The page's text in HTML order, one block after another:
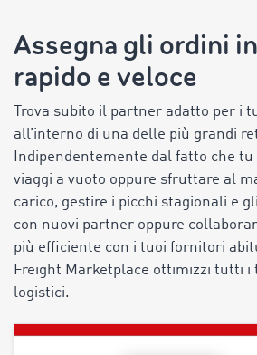
Assegna gli ordini
rapido e veloce
Trova subito il partner adatto per i
all’interno di una delle più grandi
Indipendentemente dal fatto che tu
viaggi a vuoto oppure sfruttare al
carico, gestire i picchi stagionali e
con nuovi partner oppure
più efficiente con i tuoi fornitori
Freight Marketplace ottimizzi tutti i
logistici.